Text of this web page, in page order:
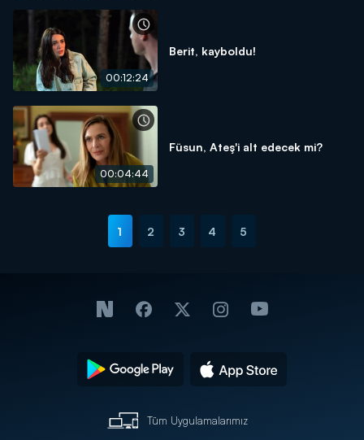
00:12:24
Berit, kayboldu!
00:04:44
Füsun, Ateş'i alt edecek mi?
1 2 3 4 5
Tüm Uygulamalarımız